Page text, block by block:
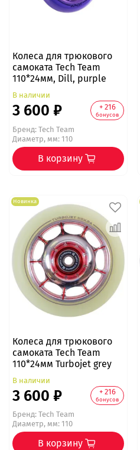
Колеса для трюкового
самоката Tech Team
110*24мм, Dill, purple
В наличии
3 600 ₽ + 216
бонусов
Бренд:Tech Team
Диаметр, мм: 110
В корзину
Новинка
Колеса для трюкового
самоката Tech Team
110*24мм Turbojet grey
В наличии
3 600 ₽ + 216
бонусов
Бренд:Tech Team
Диаметр, мм: 110
В корзину